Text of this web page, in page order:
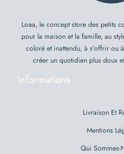
Loaa, le concept store des petits
pour la maison et la famille, au
coloré et inattendu, à s’offrir ou
créer un quotidien plus doux
Informations
Livraison Et
Mentions
Qui Sommes-